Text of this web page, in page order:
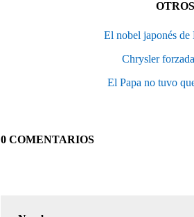
El nobel japonés
Chrysler
El Papa no tuvo
0 COMENTARIOS